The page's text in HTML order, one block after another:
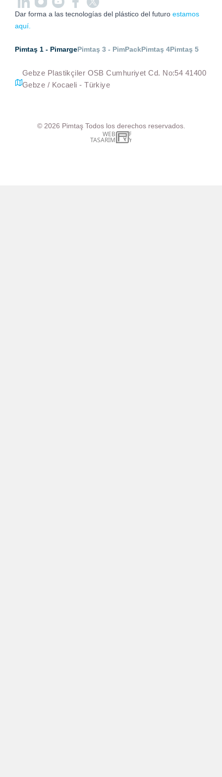
Dar forma a las tecnologías del plástico del futuro estamos
aquí.
Pimtaş 1 - PimargePimtaş 3 - PimPackPimtaş 4Pimtaş 5
Gebze Plastikçiler OSB Cumhuriyet Cd. No:54 41400
Gebze / Kocaeli - Türkiye
© 2026 PimtaşTodos los derechos reservados.
WEB
TASARIM
İSTANBUL WEB TASARIM AJANSI - PENTA